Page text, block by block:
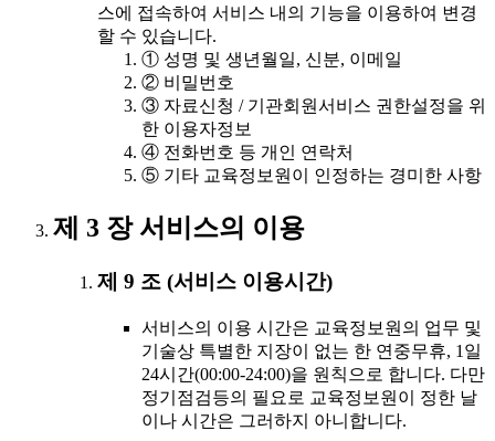
스에 접속하여 서비스 내의 기능을 이용하여 변경
할 수 있습니다.
① 성명 및 생년월일, 신분, 이메일
② 비밀번호
③ 자료신청 / 기관회원서비스 권한설정을 위
한 이용자정보
④ 전화번호 등 개인 연락처
⑤ 기타 교육정보원이 인정하는 경미한 사항
제 3 장 서비스의 이용
제 9 조 (서비스 이용시간)
서비스의 이용 시간은 교육정보원의 업무 및
기술상 특별한 지장이 없는 한 연중무휴, 1일
24시간(00:00-24:00)을 원칙으로 합니다. 다만
정기점검등의 필요로 교육정보원이 정한 날
이나 시간은 그러하지 아니합니다.